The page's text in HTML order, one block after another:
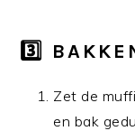
3️⃣
Zet de
en bak